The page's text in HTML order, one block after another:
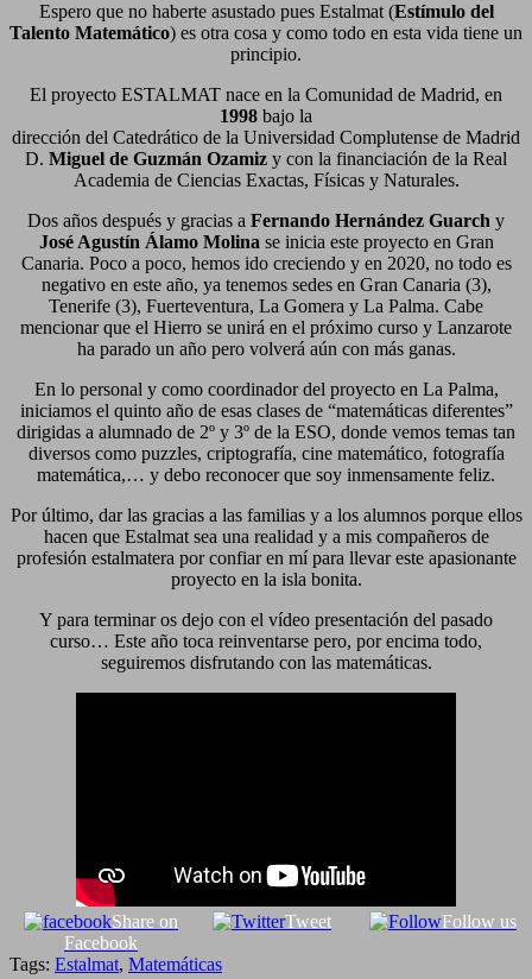
Espero que no haberte asustado pues Estalmat (Estímulo del
Talento Matemático) es otra cosa y como todo en esta vida tiene un
principio.
El proyecto ESTALMAT nace en la Comunidad de Madrid, en
1998 bajo la
dirección del Catedrático de la Universidad Complutense de Madrid
D. Miguel de Guzmán Ozamiz y con la financiación de la Real
Academia de Ciencias Exactas, Físicas y Naturales.
Dos años después y gracias a Fernando Hernández Guarch y
José Agustín Álamo Molina se inicia este proyecto en Gran
Canaria. Poco a poco, hemos ido creciendo y en 2020, no todo es
negativo en este año, ya tenemos sedes en Gran Canaria (3),
Tenerife (3), Fuerteventura, La Gomera y La Palma. Cabe
mencionar que el Hierro se unirá en el próximo curso y Lanzarote
ha parado un año pero volverá aún con más ganas.
En lo personal y como coordinador del proyecto en La Palma,
iniciamos el quinto año de esas clases de “matemáticas diferentes”
dirigidas a alumnado de 2º y 3º de la ESO, donde vemos temas tan
diversos como puzzles, criptografía, cine matemático, fotografía
matemática,… y debo reconocer que soy inmensamente feliz.
Por último, dar las gracias a las familias y a los alumnos porque ellos
hacen que Estalmat sea una realidad y a mis compañeros de
profesión estalmatera por confiar en mí para llevar este apasionante
proyecto en la isla bonita.
Y para terminar os dejo con el vídeo presentación del pasado
curso… Este año toca reinventarse pero, por encima todo,
seguiremos disfrutando con las matemáticas.
Share on
Facebook
Tweet Follow us
Tags: Estalmat, Matemáticas